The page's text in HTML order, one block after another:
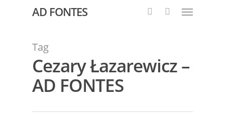
AD FONTES
Tag
Cezary Łazarewicz –
AD FONTES